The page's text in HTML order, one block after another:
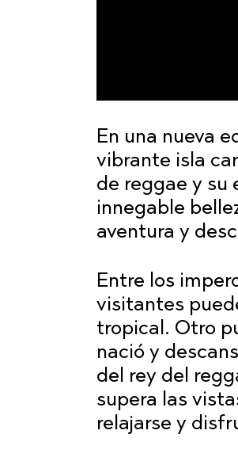
En una nueva
vibrante isla
de reggae y su
innegable
aventura y
Entre los
visitantes
tropical. Otro
nació y
del rey del
supera las
relajarse y